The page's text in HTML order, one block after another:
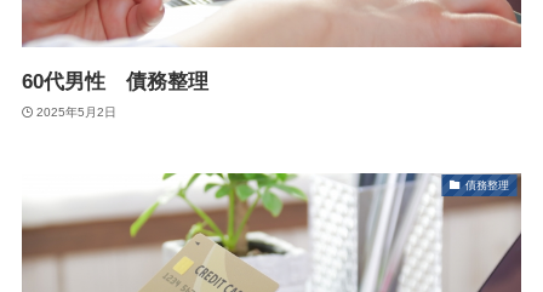
60代男性 債務整理
2025年5月2日
債務整理